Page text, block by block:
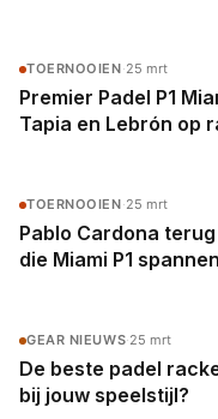
TOERNOOIEN·25 mrt
Premier Padel P1
Tapia en Lebrón op
TOERNOOIEN·25 mrt
Pablo Cardona
die Miami P1
GEAR NIEUWS·25 mrt
De beste padel
bij jouw speelstijl?